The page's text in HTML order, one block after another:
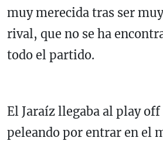
muy merecida tras ser
rival, que no se ha
todo el partido.
El Jaraíz llegaba al play
peleando por entrar en el